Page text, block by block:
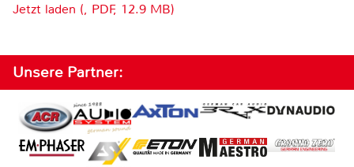
Jetzt laden (, PDF, 12.9 MB)
Unsere Partner: